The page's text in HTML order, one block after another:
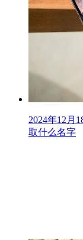
2024年12月
取什么名字